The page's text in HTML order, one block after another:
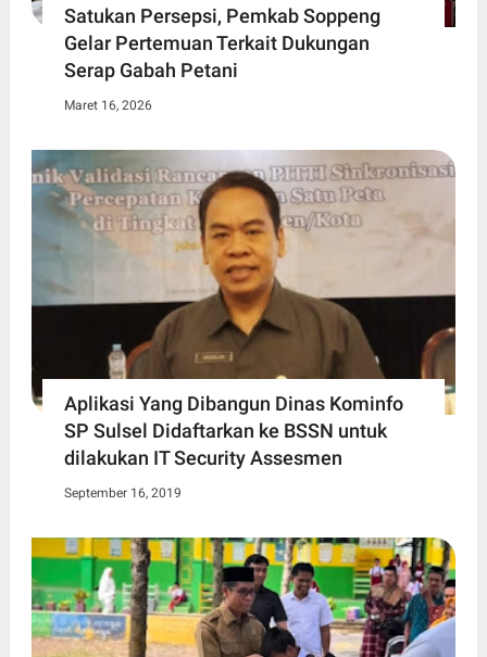
Satukan Persepsi, Pemkab Soppeng
Gelar Pertemuan Terkait Dukungan
Serap Gabah Petani
Maret 16, 2026
Aplikasi Yang Dibangun Dinas Kominfo
SP Sulsel Didaftarkan ke BSSN untuk
dilakukan IT Security Assesmen
September 16, 2019